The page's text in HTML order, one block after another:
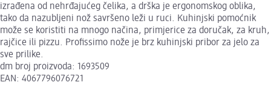
izrađena od nehrđajućeg čelika, a drška je ergonomskog oblika,
tako da nazubljeni nož savršeno leži u ruci. Kuhinjski pomoćnik
može se koristiti na mnogo načina, primjerice za doručak, za kruh,
rajčice ili pizzu. Profissimo nože je brz kuhinjski pribor za jelo za
sve prilike.
dm broj proizvoda: 1693509
EAN: 4067796076721